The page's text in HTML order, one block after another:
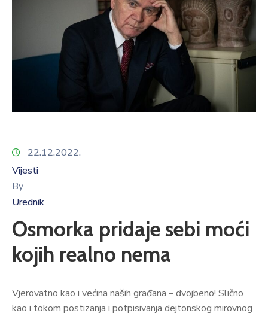
22.12.2022.
Vijesti
By
Urednik
Osmorka pridaje sebi moći
kojih realno nema
Vjerovatno kao i većina naših građana – dvojbeno! Slično
kao i tokom postizanja i potpisivanja dejtonskog mirovnog